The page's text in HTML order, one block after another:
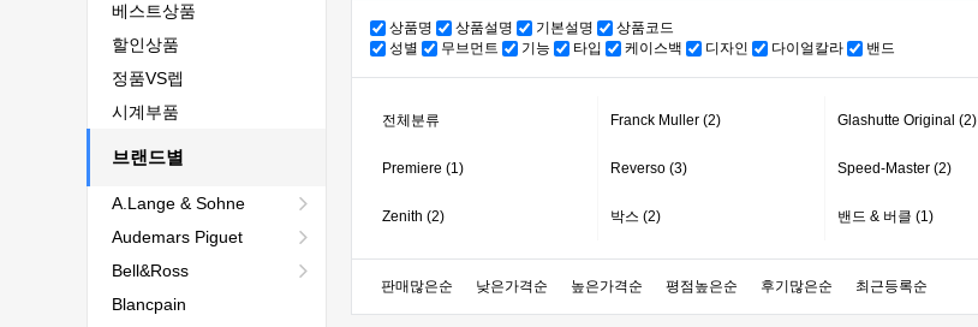
베스트상품
할인상품
정품VS렙
시계부품
브랜드별
A.Lange & Sohne
Audemars Piguet
Bell&Ross
Blancpain
상품명 상품설명 기본설명
상품코드
성별
무브먼트 기능 타입 케이스백 디자인 다이얼칼라 밴드
전체분류 Franck Muller (2) Glashutte Original (2)
Premiere (1) Reverso (3) Speed-Master (2)
Zenith (2) 박스 (2) 밴드 & 버클 (1)
판매많은순 낮은가격순 높은가격순 평점높은순 후기많은순 최근등록순